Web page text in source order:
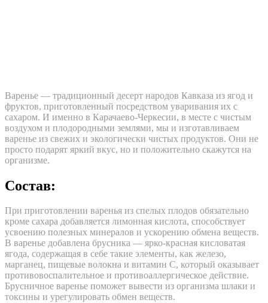
Варенье — традиционный десерт народов Кавказа из ягод и
фруктов, приготовленный посредством уваривания их с
сахаром. И именно в Карачаево-Черкесии, в месте с чистым
воздухом и плодородными землями, мы и изготавливаем
варенье из свежих и экологически чистых продуктов. Они не
просто подарят яркий вкус, но и положительно скажутся на
организме.
Состав:
При приготовлении варенья из спелых плодов обязательно
кроме сахара добавляется лимонная кислота, способствует
усвоению полезных минералов и ускорению обмена веществ.
В варенье добавлена брусника — ярко-красная кисловатая
ягода, содержащая в себе такие элементы, как железо,
марганец, пищевые волокна и витамин С, который оказывает
противовоспалительное и противоаллергическое действие.
Брусничное варенье поможет вывести из организма шлаки и
токсины и урегулировать обмен веществ.